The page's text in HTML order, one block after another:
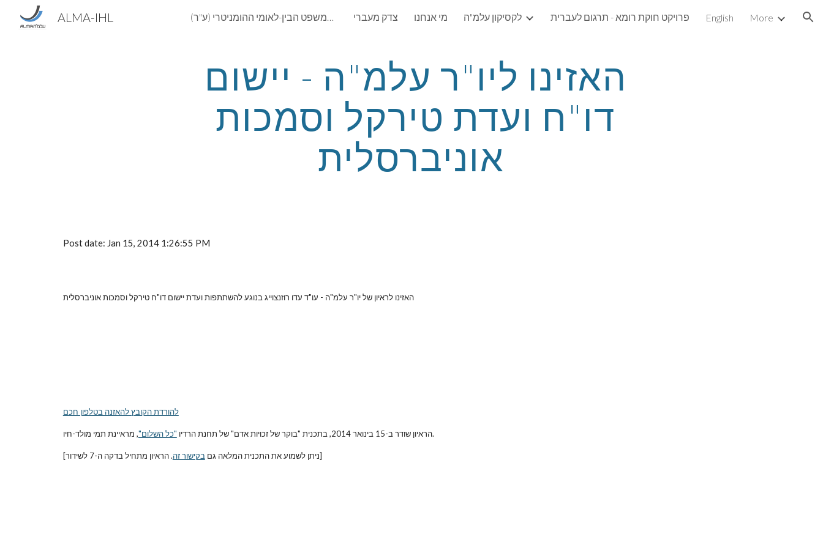
Skip to main content Skip to navigation
ALMA-IHL עלמ"ה: עמותה לקידום המשפט הבין-לאומי ההומניטרי (ע"ר) צדק מעברי מי אנחנו לקסיקון עלמ"ה פרויקט חוקת רומא - תרגום לעברית English More
אוניברסלית
Post date: Jan 15, 2014 1:26:55 PM
האזינו לראיון של יו"ר עלמ"ה - עו"ד עדו רוזנצוייג בנוגע להשתתפות ועדת יישום דו"ח טירקל וסמכות אוניברסלית
להורדת הקובץ להאזנה בטלפון חכם
הראיון שודר ב-15 בינואר 2014, בתכנית "בוקר של זכויות אדם" של תחנת הרדיו "כל השלום" , מראיינת תמי מולד-חיו.
[ניתן לשמוע את התכנית המלאה גם בקישור זה . הראיון מתחיל בדקה ה-7 לשידור]